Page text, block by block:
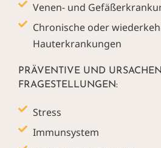
Venen- und
Chronische oder
Hauterkrankungen
PRÄVENTIVE UND
FRAGESTELLUNGEN:
Stress
Immunsystem